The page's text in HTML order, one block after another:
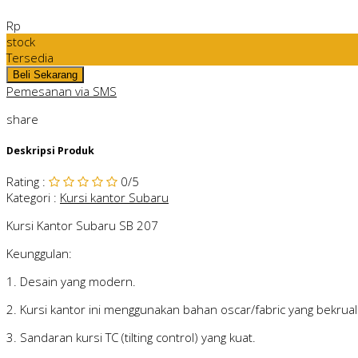
Rp
stock
Tersedia
Pemesanan via SMS
share
Deskripsi Produk
Rating : 0/5
Kategori : Kursi kantor Subaru
Kursi Kantor Subaru SB 207
Keunggulan:
1. Desain yang modern.
2. Kursi kantor ini menggunakan bahan oscar/fabric yang
3. Sandaran kursi TC (tilting control) yang kuat.